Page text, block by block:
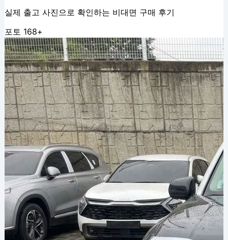
실제 출고 사진으로 확인하는 비대면 구매 후기
포토 168+